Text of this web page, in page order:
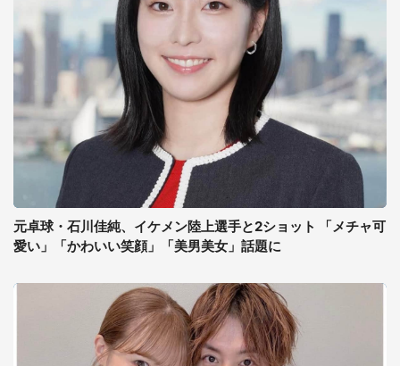
元卓球・石川佳純、イケメン陸上選手と2ショット 「メチャ可
愛い」「かわいい笑顔」「美男美女」話題に